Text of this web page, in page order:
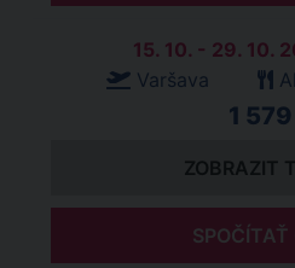
15. 10. - 29. 10.
Varšava
1
ZOBRAZIT
SPOČÍTAŤ